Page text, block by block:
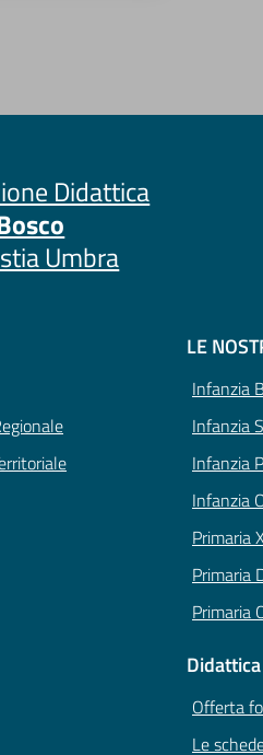
Didattica
Umbra
LE
Infanzia
Infanzia
Infanzia
Infanzia
Primaria
Primaria
Primaria
Didattica
Offerta
Le